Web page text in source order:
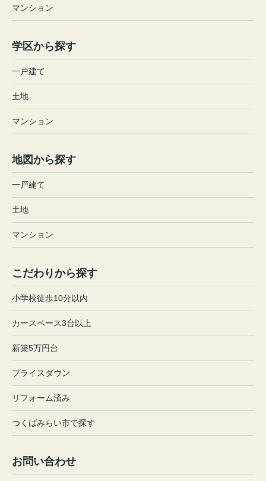
マンション
学区から探す
一戸建て
土地
マンション
地図から探す
一戸建て
土地
マンション
こだわりから探す
小学校徒歩10分以内
カースペース3台以上
新築5万円台
プライスダウン
リフォーム済み
つくばみらい市で探す
お問い合わせ